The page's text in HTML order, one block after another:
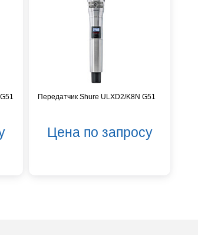
Передатчик Shure ULXD2/K8N G51
Цена по запросу